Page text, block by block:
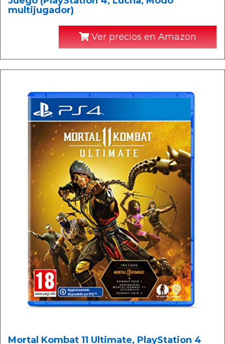
multijugador)
Ver precios en Amazon
Mortal Kombat 11 Ultimate, PlayStation 4